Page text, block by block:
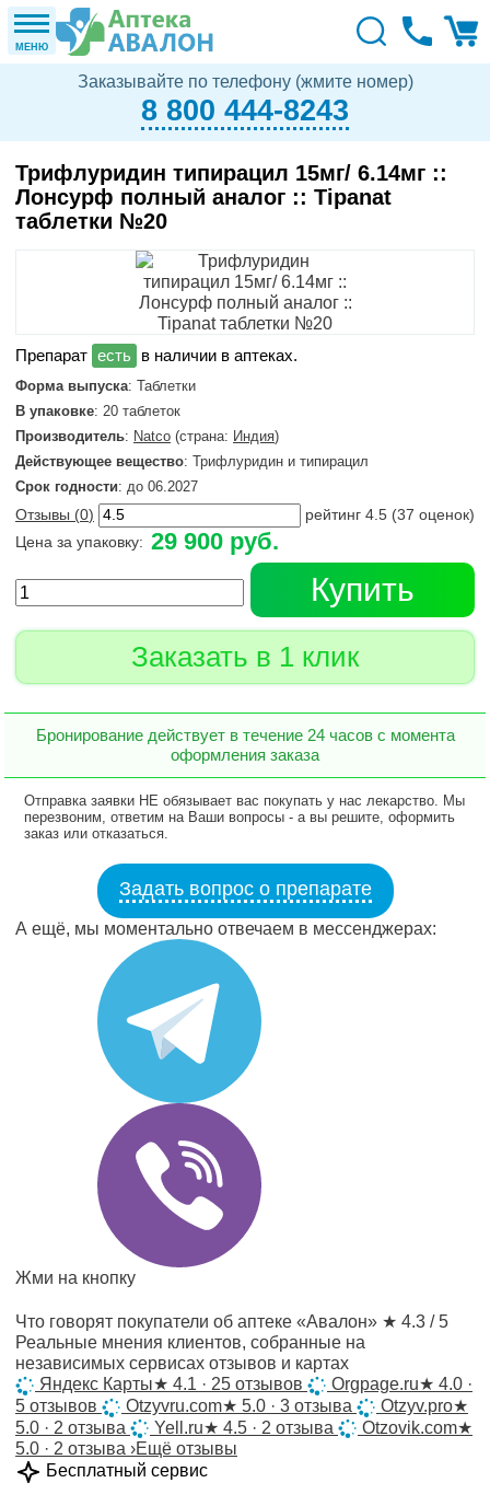
МЕНЮ
Заказывайте по телефону (жмите номер)
8 800 444-8243
Трифлуридин типирацил 15мг/ 6.14мг ::
Лонсурф полный аналог :: Tipanat
таблетки №20
в наличии в аптеках.
Форма выпуска: Таблетки
В упаковке: 20 таблеток
Производитель: Natco (страна: Индия)
Действующее вещество: Трифлуридин и типирацил
Срок годности: до 06.2027
Отзывы (0) рейтинг 4.5 (37 оценок)
Цена за упаковку: 29 900 руб.
Купить
Заказать в 1 клик
Бронирование действует в течение 24 часов с момента
оформления заказа
Отправка заявки НЕ обязывает вас покупать у нас лекарство. Мы
перезвоним, ответим на Ваши вопросы - а вы решите, оформить
заказ или отказаться.
Задать вопрос о препарате
А ещё, мы моментально отвечаем в мессенджерах:
Жми на кнопку
Что говорят покупатели об аптеке «Авалон» ★ 4.3 / 5
Реальные мнения клиентов, собранные на
независимых сервисах отзывов и картах
Яндекс Карты★ 4.1 · 25 отзывов Orgpage.ru★ 4.0 ·
5 отзывов
Otzyvru.com★ 5.0 · 3 отзыва Otzyv.pro★
5.0 · 2 отзыва
Yell.ru★ 4.5 · 2 отзыва Otzovik.com★
5.0 · 2 отзыва ›Ещё отзывы
Бесплатный сервис